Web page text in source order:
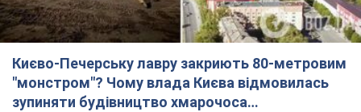
Києво-Печерську лавру закриють 80-метровим
"монстром"? Чому влада Києва відмовилась
зупиняти будівництво хмарочоса